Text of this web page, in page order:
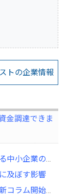
トの企業情報
金調達できま
第312回 「骨太の方針」から見える中小企業の将来
及ぼす影響
第310回 【臨時】本コラム終了と新コラム開始のお知らせ